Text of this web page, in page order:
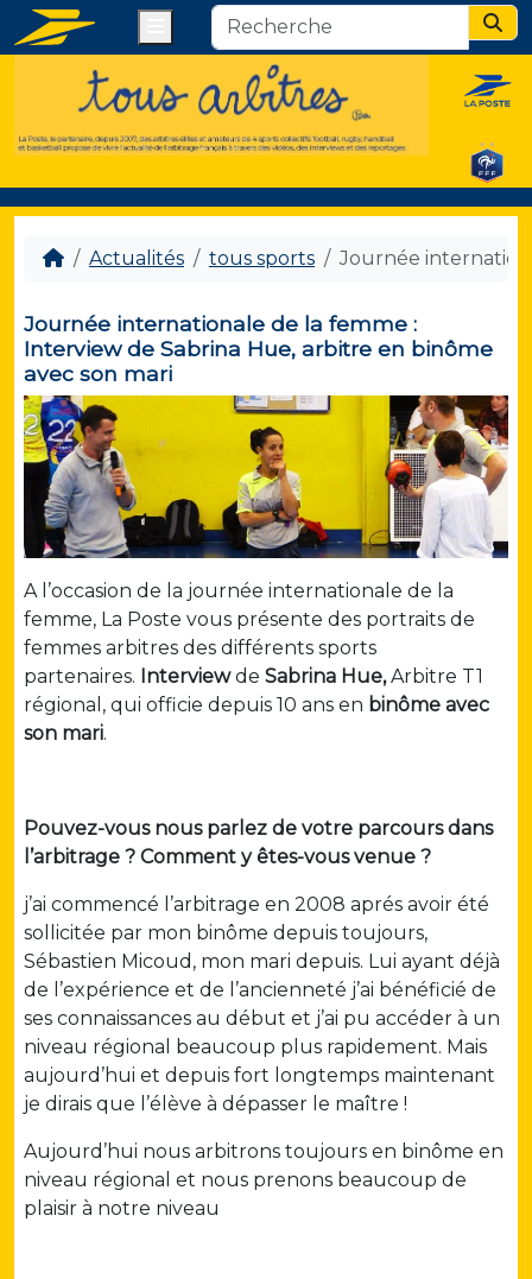
Actualités tous sports Journée
Journée internationale de la femme :
Interview de Sabrina Hue, arbitre en binôme
avec son mari
A l’occasion de la journée internationale de la
femme, La Poste vous présente des portraits de
femmes arbitres des différents sports
partenaires. Interviewde Sabrina Hue,Arbitre T1
régional, qui officie depuis 10 ans en binôme avec
son mari.
Pouvez-vous nous parlez de votre parcours dans
l’arbitrage ? Comment y êtes-vous venue ?
j’ai commencé l’arbitrage en 2008 aprés avoir été
sollicitée par mon binôme depuis toujours,
Sébastien Micoud, mon mari depuis. Lui ayant déjà
de l’expérience et de l’ancienneté j’ai bénéficié de
ses connaissances au début et j’ai pu accéder à un
niveau régional beaucoup plus rapidement. Mais
aujourd’hui et depuis fort longtemps maintenant
je dirais que l’élève à dépasser le maître !
Aujourd’hui nous arbitrons toujours en binôme en
niveau régional et nous prenons beaucoup de
plaisir à notre niveau